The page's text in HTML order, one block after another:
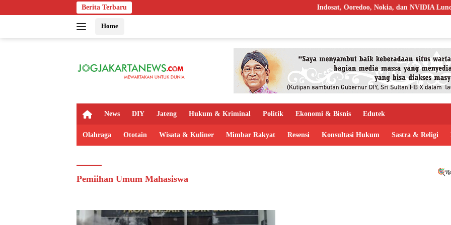
ke
Berita Terbaru Indosat, Ooredoo, Nokia, dan NVIDIA
Home
H
m
News DIY Jateng Hukum & Kriminal Politik Ekonomi & Bisnis Edutek
Olahraga Ototain Wisata & Kuliner Mimbar Rakyat Resensi Konsultasi Hukum Sastra & Religi
Pemiihan Umum Mahasiswa